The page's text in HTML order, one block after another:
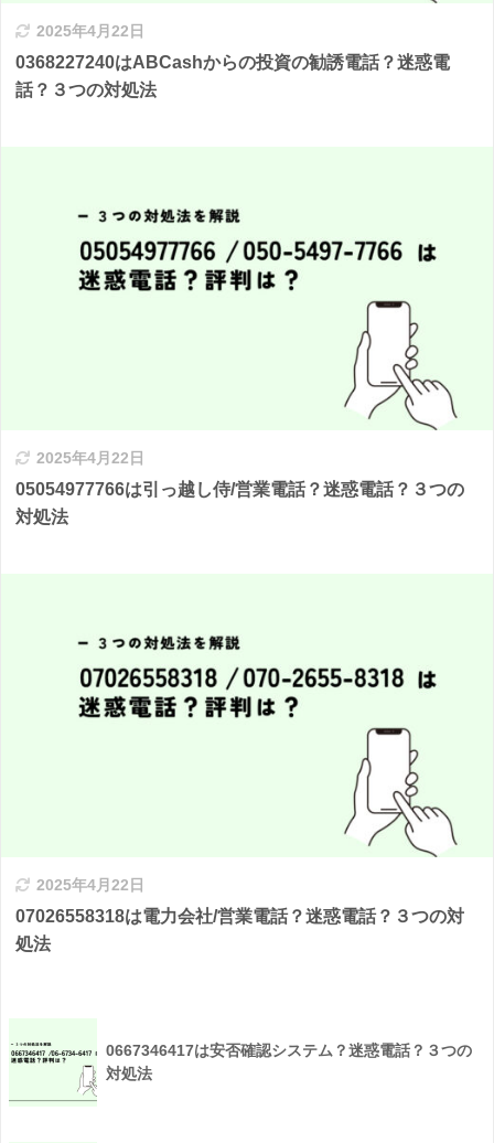
2025年4月22日
0368227240はABCashからの投資の勧誘電話？迷惑電
話？３つの対処法
2025年4月22日
05054977766は引っ越し侍/営業電話？迷惑電話？３つの
対処法
2025年4月22日
07026558318は電力会社/営業電話？迷惑電話？３つの対
処法
0667346417は安否確認システム？迷惑電話？３つの
対処法